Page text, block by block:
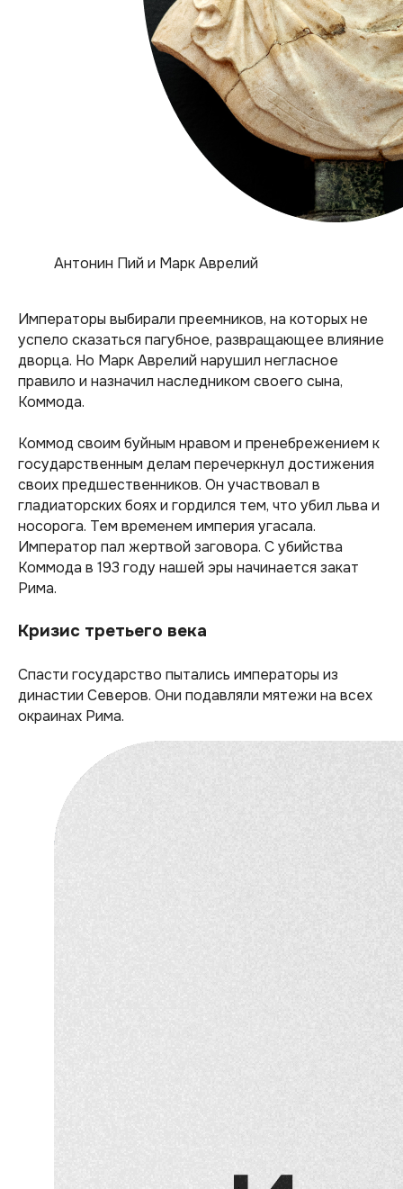
Антонин Пий и Марк Аврелий
Императоры выбирали преемников, на которых не
успело сказаться пагубное, развращающее влияние
дворца. Но Марк Аврелий нарушил негласное
правило и назначил наследником своего сына,
Коммода.
Коммод своим буйным нравом и пренебрежением к
государственным делам перечеркнул достижения
своих предшественников. Он участвовал в
гладиаторских боях и гордился тем, что убил льва и
носорога. Тем временем империя угасала.
Император пал жертвой заговора. С убийства
Коммода в 193 году нашей эры начинается закат
Рима.
Кризис третьего века
Спасти государство пытались императоры из
династии Северов. Они подавляли мятежи на всех
окраинах Рима.